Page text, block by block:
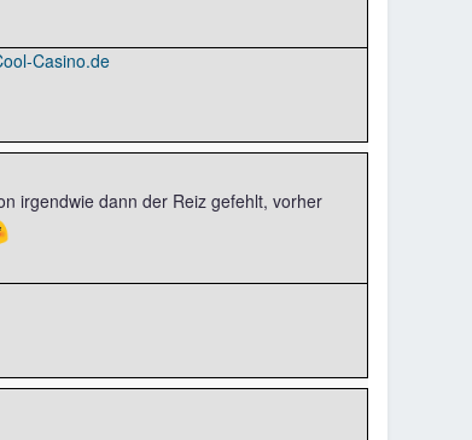
Casino.de
irgendwie dann der Reiz gefehlt, vorher